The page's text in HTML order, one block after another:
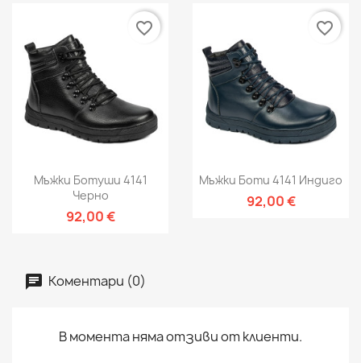
Мъжки Ботуши 4141
Черно
92,00 €
favorite_border
Мъжки Боти 4141 Индиго
92,00 €
favorite_border
Коментари (0)
В момента няма отзиви от клиенти.